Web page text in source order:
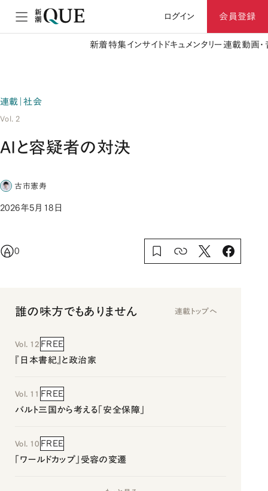
ログイン 会員登録
新着特集 インサイト ドキュメンタリー 連載動画
連載｜社会
Vol. 2
AIと容疑者の対決
古市憲寿
2026年5月18日
0
誰の味方でもありません 連載トップへ
Vol. 12 FREE
『日本書紀』と政治家
Vol. 11 FREE
バルト三国から考える「安全保障」
Vol. 10 FREE
「ワールドカップ」受容の変遷